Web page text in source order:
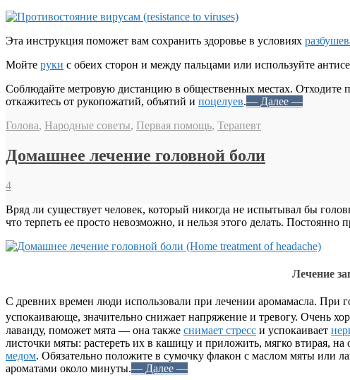
Эта инструкция поможет вам сохранить здоровье в условиях
Мойте руки с обеих сторон и между пальцами или используйте
Соблюдайте метровую дистанцию в общественных местах. Отходите
откажитесь от рукопожатий, объятий и поцелуев.— Далее —
Голова, Народные советы, Первая помощь, Терапевт
Домашнее лечение головной боли
4
Вряд ли существует человек, который никогда не испытывал бы
что терпеть ее просто невозможно, и нельзя этого делать. Постоянно
Лечение
С древних времен люди использовали при лечении аромамасла. При
успокаивающе, значительно снижает напряжение и тревогу. Очень
лаванду, поможет мята — она также снимает стресс и успокаивает
листочки мяты: растереть их в кашицу и приложить, мягко втирая,
медом. Обязательно положите в сумочку флакон с маслом мяты или
ароматами около минуты.— Далее —